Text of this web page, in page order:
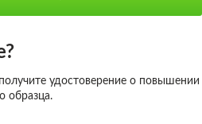
удостоверение о повышении
образца.